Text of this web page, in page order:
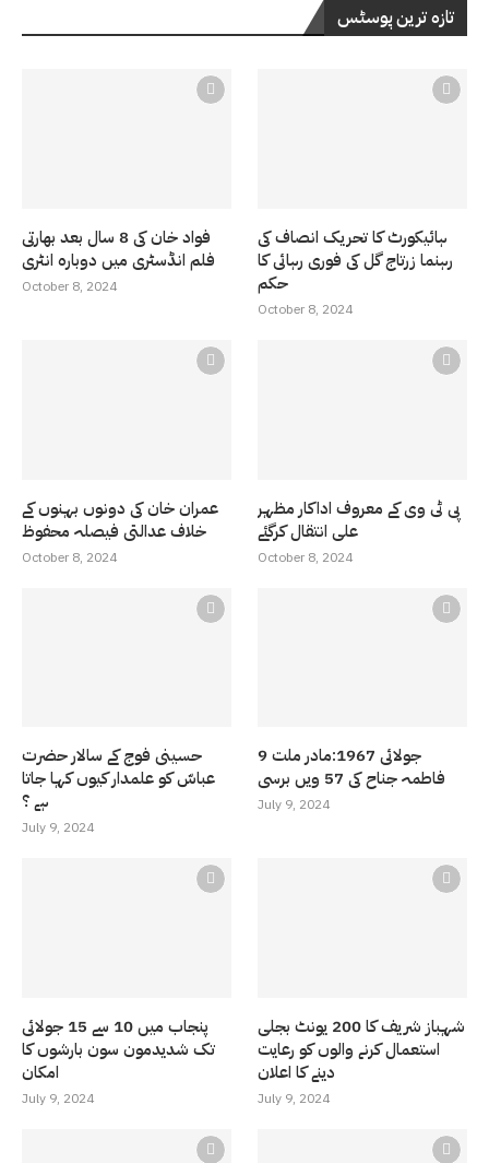
تازہ ترین پوسٹس
فواد خان کی 8 سال بعد بھارتی
فلم انڈسٹری میں دوبارہ انٹری
October 8, 2024
ہائیکورٹ کا تحریک انصاف کی
رہنما زرتاج گل کی فوری رہائی کا
حکم
October 8, 2024
عمران خان کی دونوں بہنوں کے
خلاف عدالتی فیصلہ محفوظ
October 8, 2024
پی ٹی وی کے معروف اداکار مظہر
علی انتقال کرگئے
October 8, 2024
حسینی فوج کے سالار حضرت
عباسّ کو علمدار کیوں کہا جاتا
ہے ؟
July 9, 2024
9 جولائی 1967:مادر ملت
فاطمہ جناح کی 57 ویں برسی
July 9, 2024
پنجاب میں 10 سے 15 جولائی
تک شدیدمون سون بارشوں کا
امکان
July 9, 2024
شہباز شریف کا 200 یونٹ بجلی
استعمال کرنے والوں کو رعایت
دینے کا اعلان
July 9, 2024